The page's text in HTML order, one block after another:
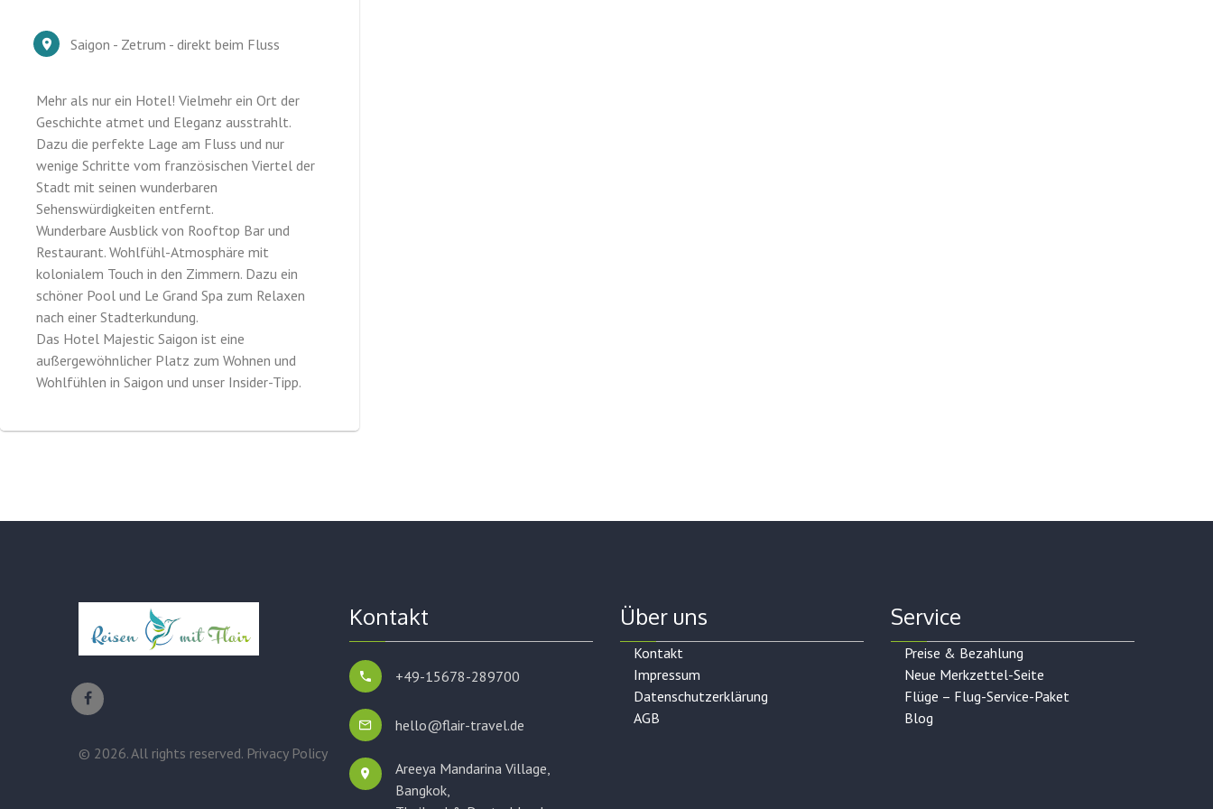
Saigon - Zetrum - direkt beim Fluss
Mehr als nur ein Hotel! Vielmehr ein Ort der
Geschichte atmet und Eleganz ausstrahlt.
Dazu die perfekte Lage am Fluss und nur
wenige Schritte vom französischen Viertel der
Stadt mit seinen wunderbaren
Sehenswürdigkeiten entfernt.
Wunderbare Ausblick von Rooftop Bar und
Restaurant. Wohlfühl-Atmosphäre mit
kolonialem Touch in den Zimmern. Dazu ein
schöner Pool und Le Grand Spa zum Relaxen
nach einer Stadterkundung.
Das Hotel Majestic Saigon ist eine
außergewöhnlicher Platz zum Wohnen und
Wohlfühlen in Saigon und unser Insider-Tipp.
Kontakt
+49-15678-289700
hello@flair-travel.de
Areeya Mandarina Village,
Bangkok,
Über uns
Kontakt
Impressum
Datenschutzerklärung
AGB
Service
Preise & Bezahlung
Neue Merkzettel-Seite
Flüge – Flug-Service-Paket
Blog
© 2026. All rights reserved. Privacy Policy